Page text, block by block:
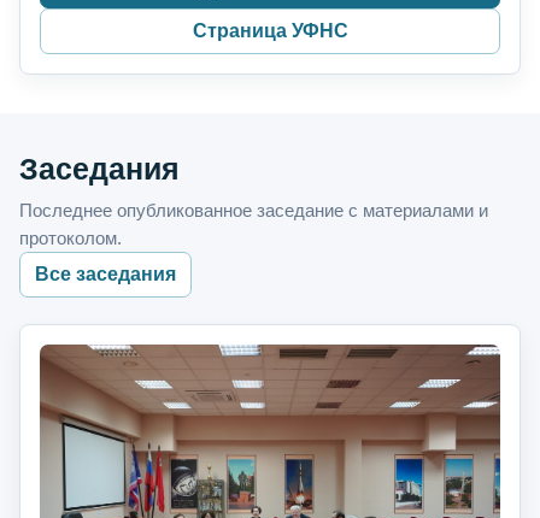
Страница УФНС
Заседания
Последнее опубликованное заседание с материалами и
протоколом.
Все заседания